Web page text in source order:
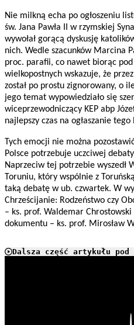
Nie milkną echa po ogłoszeniu
św. Jana Pawła II w rzymskiej
wywołał gorącą dyskusję
nich. Wedle szacunków Marcina
proc. parafii, co nawet biorąc
wielkopostnych wskazuje, że
został po prostu zignorowany, o
jego temat wypowiedziało się
wiceprzewodniczący KEP abp
najlepszy czas na ogłaszanie tego
Tych emocji nie można
Polsce potrzebuje uczciwej
Naprzeciw tej potrzebie wyszedł
Toruniu, który wspólnie z
taką debatę w ub. czwartek. W
Chrześcijanie: Rodzeństwo czy
– ks. prof. Waldemar
dokumentu – ks. prof. Mirosław
Dalsza część artykułu pod